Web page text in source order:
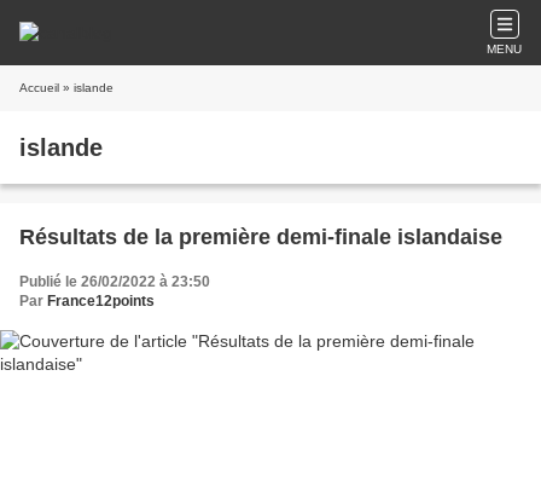
MENU
Accueil » islande
islande
Résultats de la première demi-finale islandaise
Publié le 26/02/2022 à 23:50
Par France12points